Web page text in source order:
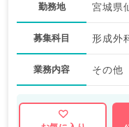
勤務地 宮城県
募集科目 形成外
業務内容 その他